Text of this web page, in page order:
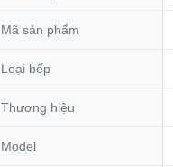
Mã sản phẩm
Loại bếp
Thương hiệu
Model